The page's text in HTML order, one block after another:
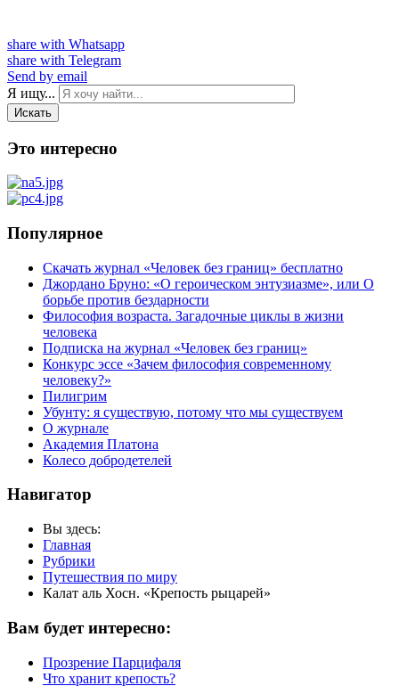
share with Whatsapp
share with Telegram
Send by email
Я ищу...
Искать
Это интересно
Популярное
Скачать журнал «Человек без границ» бесплатно
Джордано Бруно: «О героическом энтузиазме», или О
борьбе против бездарности
Философия возраста. Загадочные циклы в жизни
человека
Подписка на журнал «Человек без границ»
Конкурс эссе «Зачем философия современному
человеку?»
Пилигрим
Убунту: я существую, потому что мы существуем
О журнале
Академия Платона
Колесо добродетелей
Навигатор
Вы здесь:
Главная
Рубрики
Путешествия по миру
Калат аль Хосн. «Крепость рыцарей»
Вам будет интересно:
Прозрение Парцифаля
Что хранит крепость?